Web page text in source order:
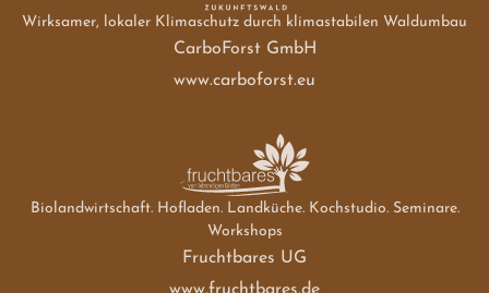
Wirksamer, lokaler Klimaschutz durch klimastabilen Waldumbau
CarboForst GmbH
www.carboforst.eu
Biolandwirtschaft. Hofladen. Landküche. Kochstudio. Seminare.
Workshops
Fruchtbares UG